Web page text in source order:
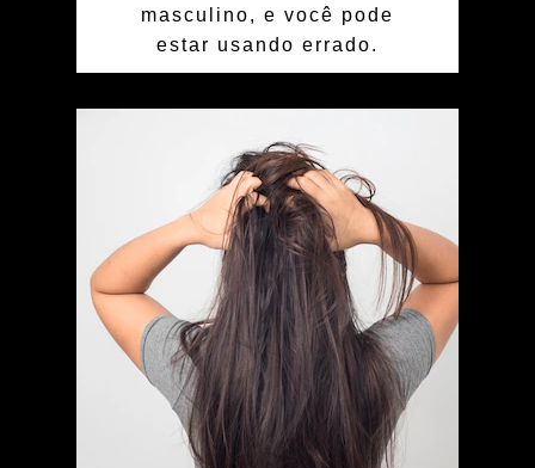
masculino, e você pode
estar usando errado.